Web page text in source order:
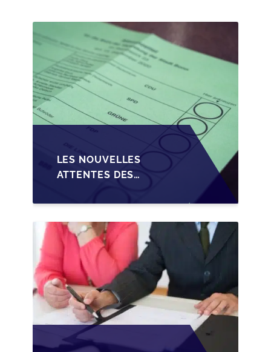
LES NOUVELLES
ATTENTES DES
TRANSMISSION DES
PME BELGES